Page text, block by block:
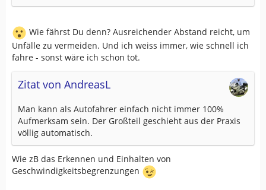
Wie fährst Du denn? Ausreichender Abstand reicht, um
Unfälle zu vermeiden. Und ich weiss immer, wie schnell ich
fahre - sonst wäre ich schon tot.
Zitat von AndreasL
Man kann als Autofahrer einfach nicht immer 100%
Aufmerksam sein. Der Großteil geschieht aus der Praxis
völlig automatisch.
Wie zB das Erkennen und Einhalten von
Geschwindigkeitsbegrenzungen